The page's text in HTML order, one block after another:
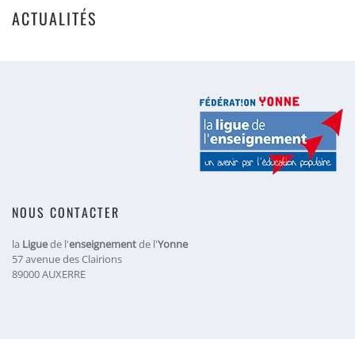
ACTUALITÉS
NOUS CONTACTER
la Liguede l'enseignementde l'Yonne
57 avenue des Clairions
89000 AUXERRE